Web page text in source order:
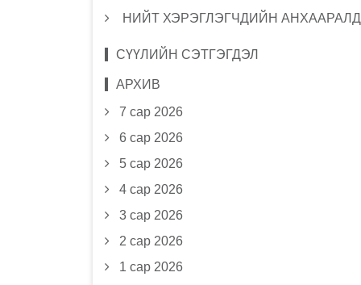
НИЙТ ХЭРЭГЛЭГЧДИЙН АНХААРАЛД
СҮҮЛИЙН СЭТГЭГДЭЛ
АРХИВ
7 сар 2026
6 сар 2026
5 сар 2026
4 сар 2026
3 сар 2026
2 сар 2026
1 сар 2026